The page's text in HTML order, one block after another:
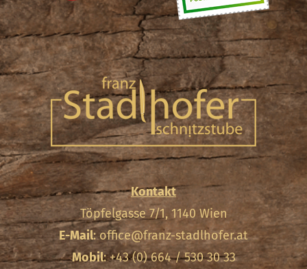
Kontakt
Töpfelgasse 7/1, 1140 Wien
E-Mail:office@franz-stadlhofer.at
Mobil: +43 (0) 664 / 530 30 33